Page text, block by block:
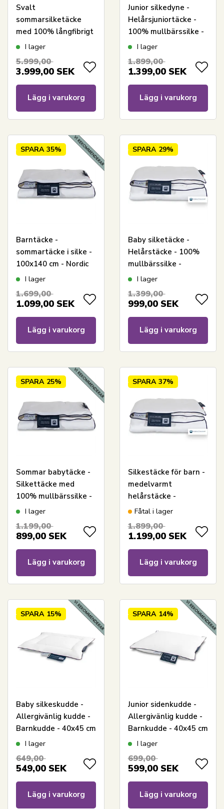
Svalt
sommarsilketäcke
med 100% långfibrigt
silke - 240x220 cm -
Superior
I lager
5.999,00
3.999,00 SEK
Lägg i varukorg
Junior silkedyne -
Helårsjuniortäcke -
100% mullbärssilke -
100x140 cm - Nordic
I lager
1.899,00
1.399,00 SEK
Lägg i varukorg
SPARA 35%
Barntäcke -
sommartäcke i silke -
100x140 cm - Nordic
Comfort tvättbart
I lager
1.699,00
1.099,00 SEK
Lägg i varukorg
SPARA 29%
Baby silketäcke -
Helårstäcke - 100%
mullbärssilke -
70x100 cm - Nordic
I lager
1.399,00
999,00 SEK
Lägg i varukorg
SPARA 25%
Sommar babytäcke -
Silkettäcke med
100% mullbärssilke -
70x100 cm - Nordic
I lager
1.199,00
899,00 SEK
Lägg i varukorg
SPARA 37%
Silkestäcke för barn -
medelvarmt
helårstäcke -
115x130 cm - Nordic
Fåtal i lager
1.899,00
1.199,00 SEK
Lägg i varukorg
SPARA 15%
Baby silkeskudde -
Allergivänlig kudde -
Barnkudde - 40x45 cm
- Nordic Comfort
I lager
649,00
549,00 SEK
Lägg i varukorg
SPARA 14%
Junior sidenkudde -
Allergivänlig kudde -
Barnkudde - 40x45 cm
- Nordic Comfort
I lager
699,00
599,00 SEK
Lägg i varukorg